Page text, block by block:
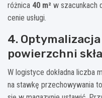
różnica 40 m² w szacunkach
cenie usługi.
4.
powierzchni
W logistyce dokładna liczba
na stawkę przechowywania